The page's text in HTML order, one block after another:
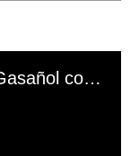
El mal momento de Yanina Gasañol con un hincha argentino en "Subrayado"